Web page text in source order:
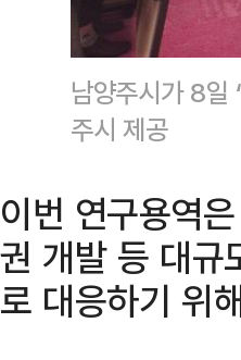
남양주시가 8일
주시 제공
이번 연구용역
권 개발 등 대규
로 대응하기 위